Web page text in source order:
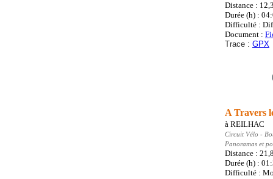
Distance :
Durée (h) :
Difficulté :
Document :
Trace : GPX
A Travers
à REILHAC
Circuit Vélo -
Panoramas et
Distance :
Durée (h) :
Difficulté :